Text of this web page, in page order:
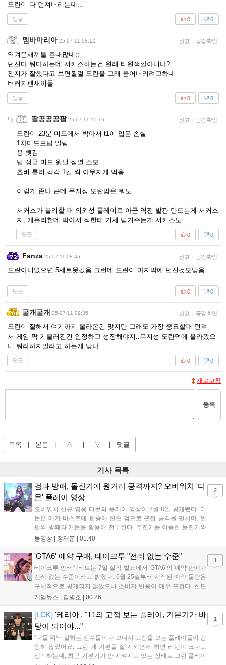
도란이 다 던져버리는데...
답글 0
0
뎀바마리아 25-07-11 08:12 신고 공감 확인
역겨운새끼들 죤내많네;;
던진다 뭐다하는데 서커스하는건 원래 티원색깔아니냐?
젠지가 잘했다고 보면될껄 도란을 그래 묻어버리려고하네
버러지팬새끼들
답글 0
0
팔공공공팔 25-07-11 15:16 신고 공감 확인
도란이 23분 미드에서 박아서 t1이 입은 손실
1차미드포탑 밀림
용 뺏김
탑 정글 미드 원딜 점멸 소모
쵸비 룰러 각각 1킬 씩 야무지게 먹음.
이렇게 존나 큰데 무지성 도란맘은 뭐노
서커스가 불리할 때 의외성 플레이로 아군 역전 발판 만드는게 서커스
지, 개유리한데 박아서 적한테 기세 넘겨주는게 서커스노
답글 0
0
Fanza 25-07-11 08:46 신고 공감 확인
도란아니였으면 5세트못갔음 그런데 도란이 마지막에 던진것도맞음
답글 0
0
굴개굴개 25-07-11 09:35 신고 공감 확인
도란이 잘해서 여기까지 올라온건 맞지만 그래도 가장 중요할때 던져
서 게임 팍 기울러진건 인정하고 성장해야지..무지성 도란덕에 올라왔으
니 뭐라하지말라고 하는게 맞냐
답글 0
0
새로고침
등록
목록 본문 △ ▽ 댓글
기사 목록
검과 방패, 돌진기에 원거리 공격까지? 오버워치 '디
몬' 플레이 영상
오버워치 신규 영웅 디몬의 플레이 영상이 8월 8일 공개됐다. 디
몬은 메카 비스트에 탑승해 한손 검으로 근접 공격을 펼치며, 왼
팔의 방패와 캐논을 활용해 전투한다. 추진기를 이용한 돌진기와
참격 형태의 궁극기를 보유했고, 메카 파괴 시 맨몸으로 기관총을
산의 영웅들 업데이트를 통해 정식 출시될 예정이다....
동영상 | 정재훈 01:40
2
'GTA6' 예약 구매, 테이크투 "전례 없는 수준"
테이크투 인터랙티브는 7일 실적 발표에서 'GTA6'의 예약 판매가
전례 없는 수준이라고 밝혔다. 6월 25일부터 시작된 예약 물량은
구체적으로 공개되지 않았으나 소비자 반응이 매우 뜨겁다. 한편
11월 19일 PS5와 Xbox 시리즈 X|S로 정식 출시될 예정이며, 록
상 'Grand Theft Auto VI: An Extended Look'을 최초 공개할 계획
이다....
게임뉴스 | 김병호 00:26
1
[LCK] '케리아', "T1의 고점 보는 플레이, 기본기가 바
탕이 되어야..."
"다들 워낙 잘하는 선수들이다 보니까 고점을 보는 플레이들이 굉
장히 많았어요. 그런 게 기본을 잘 지키면서 하면 리턴이 크다고
생각하는데, 최근 기본기가 안 지켜지고 있는 상태로 그런 플레이
1